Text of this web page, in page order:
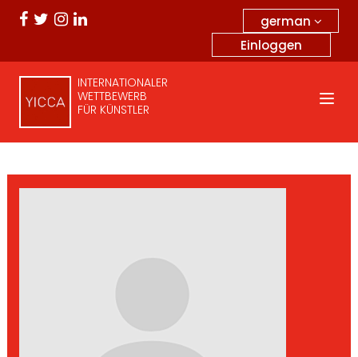
german
Einloggen
INTERNATIONALER
WETTBEWERB
FÜR KÜNSTLER